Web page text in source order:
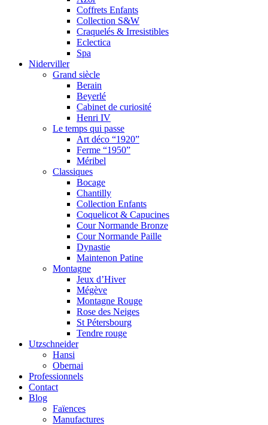
Coffrets Enfants
Collection S&W
Craquelés & Irresistibles
Eclectica
Spa
Niderviller
Grand siècle
Berain
Beyerlé
Cabinet de curiosité
Henri IV
Le temps qui passe
Art déco “1920”
Ferme “1950”
Méribel
Classiques
Bocage
Chantilly
Collection Enfants
Coquelicot & Capucines
Cour Normande Bronze
Cour Normande Paille
Dynastie
Maintenon Patine
Montagne
Jeux d’Hiver
Mégève
Montagne Rouge
Rose des Neiges
St Pétersbourg
Tendre rouge
Utzschneider
Hansi
Obernai
Professionnels
Contact
Blog
Faïences
Manufactures